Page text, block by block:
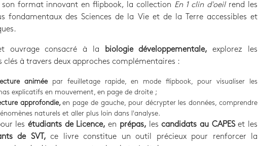
son format innovant en flipbook, la collection En 1 clin d'oeilrend les
fondamentaux des Sciences de la Vie et de la Terre accessibles et
ouvrage consacré à la biologie développementale,explorez les
clés à travers deux approches complémentaires :
lecture animée par feuilletage rapide, en mode flipbook, pour visualiser les
explicatifs en mouvement, en page de droite ;
approfondie,en page de gauche, pour décrypter les données, comprendre
naturels et aller plus loin dans l'analyse.
lesétudiants de Licence,en prépas, lescandidats au CAPESet les
de SVT,ce livre constitue un outil précieux pour renforcer la